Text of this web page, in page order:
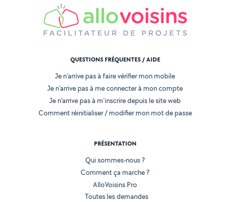
QUESTIONS FRÉQUENTES / AIDE
Je n'arrive pas à faire vérifier mon mobile
Je n'arrive pas à me connecter à mon compte
Je n'arrive pas à m'inscrire depuis le site web
Comment réinitialiser / modifier mon mot de passe
PRÉSENTATION
Qui sommes-nous ?
Comment ça marche ?
AlloVoisins Pro
Toutes les demandes